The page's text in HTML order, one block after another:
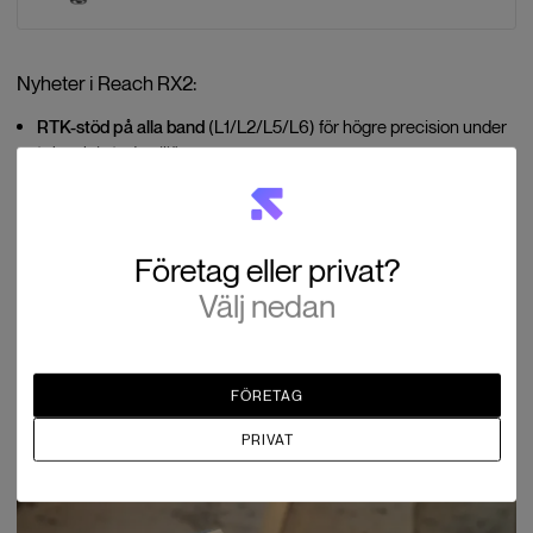
Nyheter i Reach RX2:
RTK-stöd på alla band (L1/L2/L5/L6) för högre precision under
tak och i stadsmiljö.
Andra generationens tiltkompensation
för enkel och säker montering.
Med sin fickvänliga design och smidiga hantering passar RX2
perfekt för GIS-projekt, byggmätning och tillgångsinventering.
datainsamling samt medPix4Dcatchför markskanning via mobil.
Företag eller privat?
Välj nedan
FÖRETAG
PRIVAT